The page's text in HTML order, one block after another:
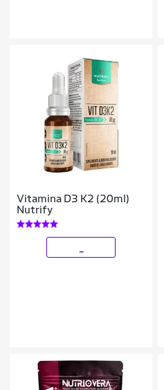
Vitamina D3 K2 (20ml)
Nutrify